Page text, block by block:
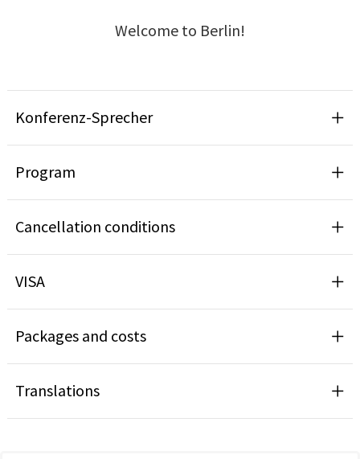
Welcome to Berlin!
Konferenz-Sprecher
Program
Cancellation conditions
VISA
Packages and costs
Translations